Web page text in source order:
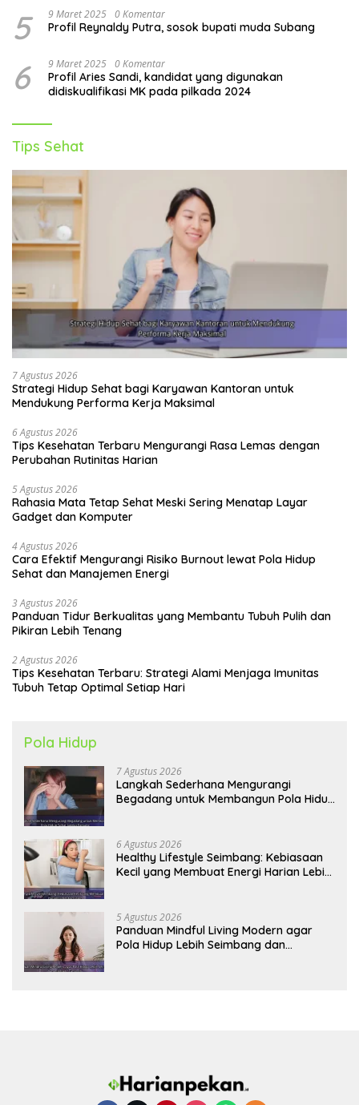
5 9 Maret 2025 0 Komentar
Profil Reynaldy Putra, sosok bupati muda Subang
6 9 Maret 2025 0 Komentar
Profil Aries Sandi, kandidat yang digunakan
didiskualifikasi MK pada pilkada 2024
Tips Sehat
7 Agustus 2026
Strategi Hidup Sehat bagi Karyawan Kantoran untuk
Mendukung Performa Kerja Maksimal
6 Agustus 2026
Tips Kesehatan Terbaru Mengurangi Rasa Lemas dengan
Perubahan Rutinitas Harian
5 Agustus 2026
Rahasia Mata Tetap Sehat Meski Sering Menatap Layar
Gadget dan Komputer
4 Agustus 2026
Cara Efektif Mengurangi Risiko Burnout lewat Pola Hidup
Sehat dan Manajemen Energi
3 Agustus 2026
Panduan Tidur Berkualitas yang Membantu Tubuh Pulih dan
Pikiran Lebih Tenang
2 Agustus 2026
Tips Kesehatan Terbaru: Strategi Alami Menjaga Imunitas
Tubuh Tetap Optimal Setiap Hari
Pola Hidup
7 Agustus 2026
Langkah Sederhana Mengurangi
Begadang untuk Membangun Pola Hidup
6 Agustus 2026
Healthy Lifestyle Seimbang: Kebiasaan
Kecil yang Membuat Energi Harian Lebih
5 Agustus 2026
Panduan Mindful Living Modern agar
Pola Hidup Lebih Seimbang dan